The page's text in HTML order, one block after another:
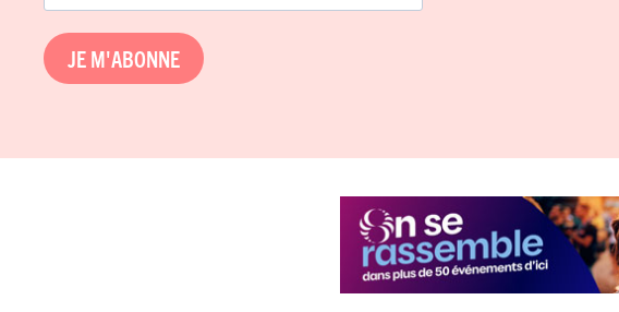
JE M'ABONNE